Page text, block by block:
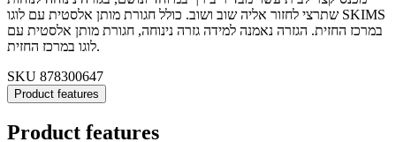
שתרצי לחזור אליה שוב ושוב. כולל חגורת מותן אלסטית עם לוגו SKIMS
במרכז החזית. הגזרה נאמנה למידה גזרה נינוחה, חגורת מותן אלסטית עם
לוגו במרכז החזית.
SKU 878300647
Product features
Product features